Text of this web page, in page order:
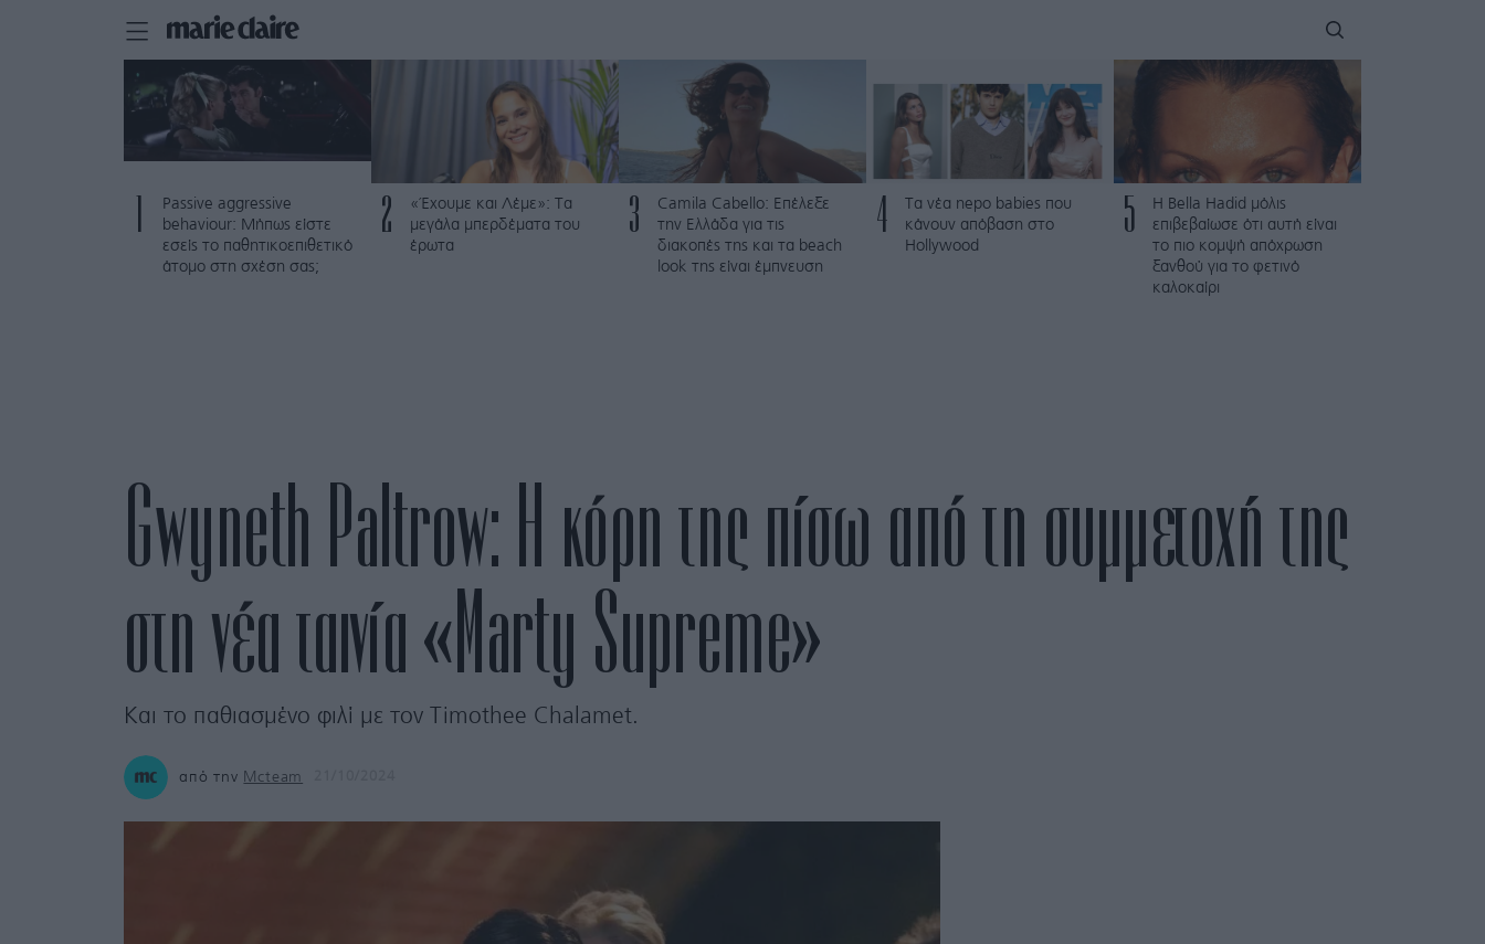
Passive aggressive
behaviour: Μήπως είστε
εσείς το παθητικοεπιθετικό
άτομο στη σχέση σας;
2
«Έχουμε και Λέμε»: Τα
μεγάλα μπερδέματα του
έρωτα
3
Camila Cabello: Επέλεξε
την Ελλάδα για τις
διακοπές της και τα beach
look της είναι έμπνευση
4
Τα νέα nepo babies που
κάνουν απόβαση στο
Hollywood
5
Η Bella Hadid μόλις
επιβεβαίωσε ότι αυτή είναι
το πιο κομψή απόχρωση
ξανθού για το φετινό
καλοκαίρι
Gwyneth Paltrow: Η κόρη της πίσω από τη συμμετοχή της
στη νέα ταινία «Marty Supreme»
Και το παθιασμένο φιλί με τον Timothee Chalamet.
από την Mcteam